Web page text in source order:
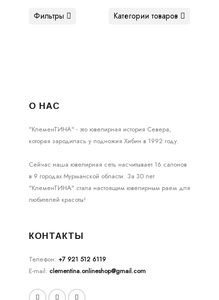
Категории товаров
Фильтры
О НАС
"КлеменТИНА" - это ювелирная история Севера,
которая зародилась у подножия Хибин в 1992 году.
Сейчас наша ювелирная сеть насчитывает 16 салонов
в 9 городах Мурманской области. За 30 лет
"КлеменТИНА" стала настоящим ювелирным раем для
любителей красоты!
КОНТАКТЫ
Телефон: +7 921 512 6119
E-mail: clementina.onlineshop@gmail.com